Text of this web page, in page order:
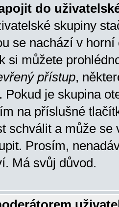
do
skupiny
se nachází v horní
si můžete
přístup,
Pokud je skupina
na příslušné
schválit a může se
Prosím,
Má svůj důvod.